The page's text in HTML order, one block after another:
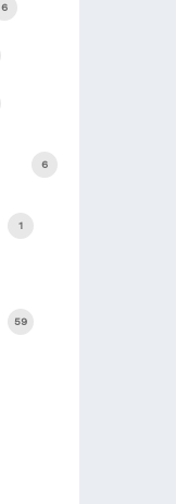
6
6
1
59